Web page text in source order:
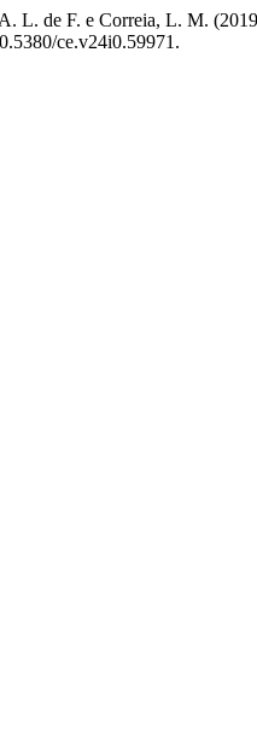
A. L. de F. e Correia, L. M.
ce.v24i0.59971.